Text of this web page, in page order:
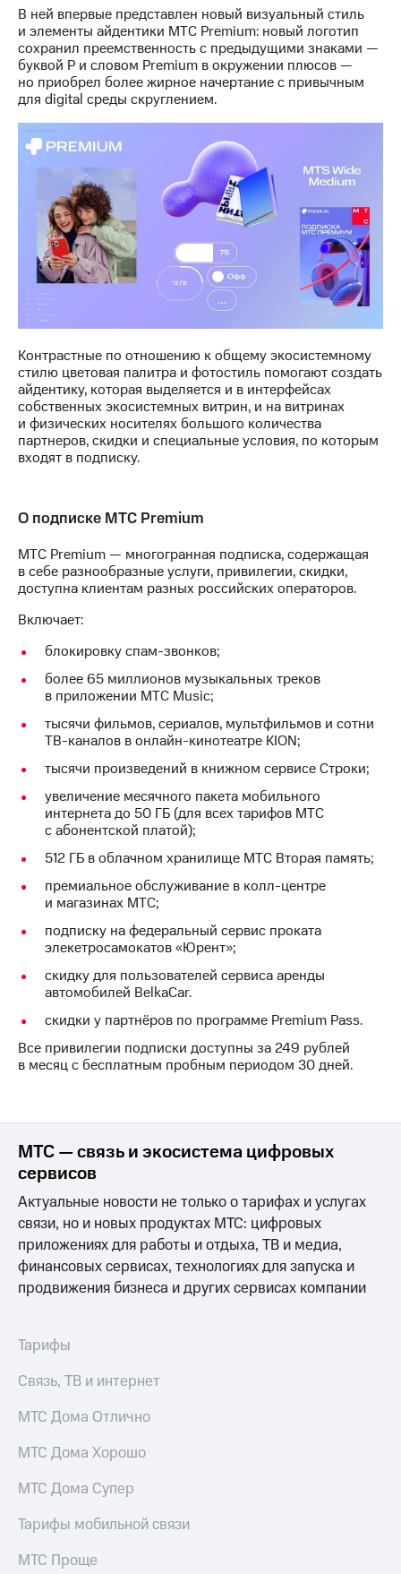
Документы
ПАО
"МТС"
Собрания
акционеров
Личный
кабинет
акционера
капитал
Контроль
и
аудит
Рынок
акций
приобретения
выкупа
акций
Дивиденды
Рынок
облигаций
Описание
о
именных
облигаций
Другое
Регистратор
Контакты
развитие
деловая этика
На главную
В ней впервые представлен новый визуальный стиль
и элементы айдентики МТС Premium: новый логотип
сохранил преемственность с предыдущими знаками —
буквой P и словом Premium в окружении плюсов —
но приобрел более жирное начертание с привычным
для digital среды скруглением.
Контрастные по отношению к общему экосистемному
стилю цветовая палитра и фотостиль помогают создать
айдентику, которая выделяется и в интерфейсах
собственных экосистемных витрин, и на витринах
и физических носителях большого количества
партнеров, скидки и специальные условия, по которым
входят в подписку.
О подписке МТС Premium
МТС Premium — многогранная подписка, содержащая
в себе разнообразные услуги, привилегии, скидки,
доступна клиентам разных российских операторов.
Включает:
блокировку спам-звонков;
более 65 миллионов музыкальных треков
в приложении МТС Music;
тысячи фильмов, сериалов, мультфильмов и сотни
ТВ-каналов в онлайн-кинотеатре KION;
тысячи произведений в книжном сервисе Строки;
увеличение месячного пакета мобильного
интернета до 50 ГБ (для всех тарифов МТС
с абонентской платой);
512 ГБ в облачном хранилище МТС Вторая память;
премиальное обслуживание в колл-центре
и магазинах МТС;
подписку на федеральный сервис проката
элекетросамокатов «Юрент»;
скидку для пользователей сервиса аренды
автомобилей BelkaCar.
скидки у партнёров по программе Premium Pass.
Все привилегии подписки доступны за 249 рублей
в месяц с бесплатным пробным периодом 30 дней.
МТС — связь и экосистема цифровых
сервисов
Актуальные новости не только о тарифах и услугах
связи, но и новых продуктах МТС: цифровых
приложениях для работы и отдыха, ТВ и медиа,
финансовых сервисах, технологиях для запуска и
продвижения бизнеса и других сервисах компании
Тарифы
Связь, ТВ и интернет
МТС Дома Отлично
МТС Дома Хорошо
МТС Дома Супер
Тарифы мобильной связи
МТС Проще